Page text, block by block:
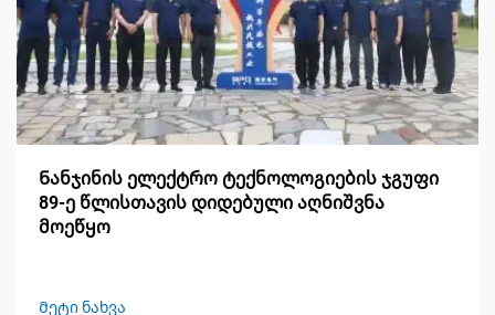
Ნანჯინის ელექტრო ტექნოლოგიების ჯგუფი
89-ე წლისთავის დიდებული აღნიშვნა
მოეწყო
Მეტი ნახვა